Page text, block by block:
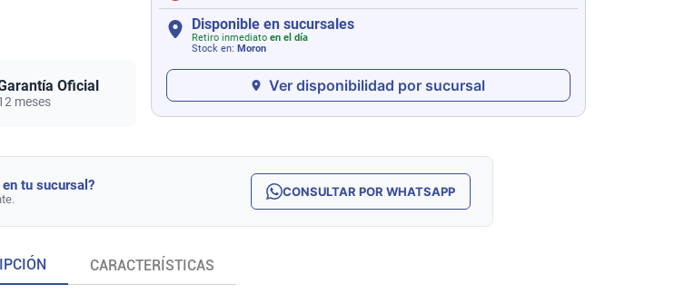
Oficial
meses
Disponible en sucursales
Retiro inmediato en el día
Stock en: Moron
Ver disponibilidad por sucursal
tu sucursal? CONSULTAR POR WHATSAPP
CARACTERÍSTICAS